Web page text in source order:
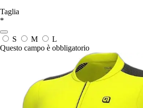
Taglia
*
S M
L
Questo campo è obbligatorio